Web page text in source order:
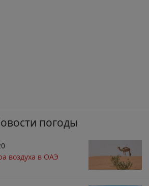
погоды
воздуха в ОАЭ